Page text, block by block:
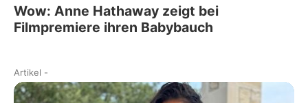
Wow: Anne Hathaway zeigt bei
Filmpremiere ihren Babybauch
Artikel -